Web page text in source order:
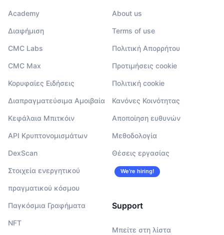
Academy
Διαφήμιση
CMC Labs
CMC Max
Κορυφαίες Ειδήσεις
Διαπραγματεύσιμα Αμοιβαία
Κεφάλαια Μπιτκόιν
API Κρυπτονομισμάτων
DexScan
Στοιχεία ενεργητικού
πραγματικού κόσμου
Παγκόσμια Γραφήματα
NFT
About us
Terms of use
Πολιτική Απορρήτου
Προτιμήσεις cookie
Πολιτική cookie
Κανόνες Κοινότητας
Αποποίηση ευθυνών
Μεθοδολογία
Θέσεις εργασίας
We’re hiring!
Support
Μπείτε στη λίστα